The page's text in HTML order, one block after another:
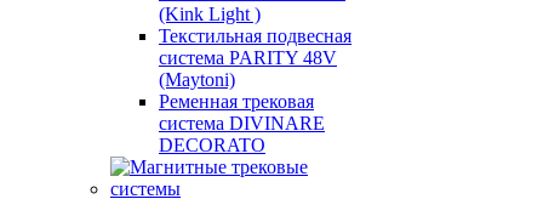
(Kink Light )
Текстильная подвесная
система PARITY 48V
(Maytoni)
Ременная трековая
система DIVINARE
DECORATO